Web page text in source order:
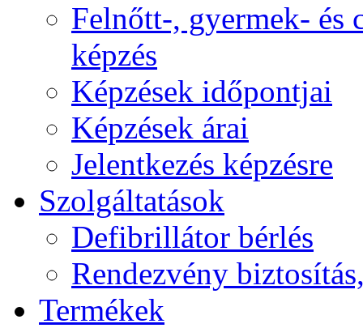
Felnőtt-, gyermek- és
képzés
Képzések időpontjai
Képzések árai
Jelentkezés képzésre
Szolgáltatások
Defibrillátor bérlés
Rendezvény
Termékek